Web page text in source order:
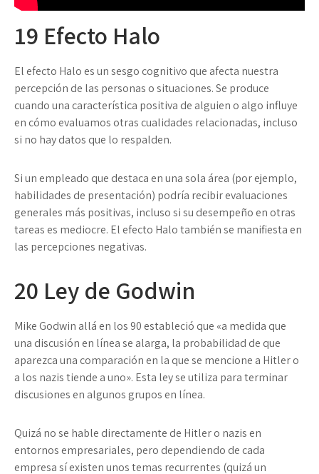
19 Efecto Halo
El efecto Halo es un sesgo cognitivo que afecta nuestra
percepción de las personas o situaciones. Se produce
cuando una característica positiva de alguien o algo influye
en cómo evaluamos otras cualidades relacionadas, incluso
si no hay datos que lo respalden.
Si un empleado que destaca en una sola área (por ejemplo,
habilidades de presentación) podría recibir evaluaciones
generales más positivas, incluso si su desempeño en otras
tareas es mediocre. El efecto Halo también se manifiesta en
las percepciones negativas.
20 Ley de Godwin
Mike Godwin allá en los 90 estableció que «a medida que
una discusión en línea se alarga, la probabilidad de que
aparezca una comparación en la que se mencione a Hitler o
a los nazis tiende a uno». Esta ley se utiliza para terminar
discusiones en algunos grupos en línea.
Quizá no se hable directamente de Hitler o nazis en
entornos empresariales, pero dependiendo de cada
empresa sí existen unos temas recurrentes (quizá un